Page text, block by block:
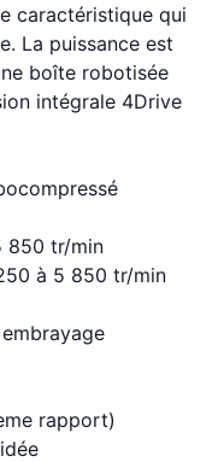
caractéristique qui
La puissance est
boîte robotisée
intégrale 4Drive
850 tr/min
à 5 850 tr/min
rapport)